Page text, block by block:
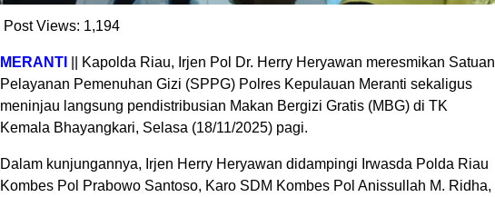
Post Views: 1,194
MERANTI
|| Kapolda Riau, Irjen Pol Dr. Herry Heryawan meresmikan Satuan
Pelayanan Pemenuhan Gizi (SPPG) Polres Kepulauan Meranti sekaligus
meninjau langsung pendistribusian Makan Bergizi Gratis (MBG) di TK
Kemala Bhayangkari, Selasa (18/11/2025) pagi.
Dalam kunjungannya, Irjen Herry Heryawan didampingi Irwasda Polda Riau
Kombes Pol Prabowo Santoso, Karo SDM Kombes Pol Anissullah M. Ridha,